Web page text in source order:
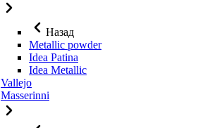
Назад
Metallic powder
Idea Patina
Idea Metallic
Vallejo
Masserinni